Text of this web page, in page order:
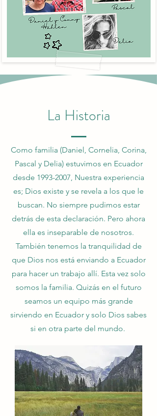
La Historia
Como familia (Daniel, Cornelia, Corina,
Pascal y Delia) estuvimos en Ecuador
desde 1993-2007, Nuestra experiencia
es; Dios existe y se revela a los que le
buscan. No siempre pudimos estar
detrás de esta declaración. Pero ahora
ella es inseparable de nosotros.
También tenemos la tranquilidad de
que Dios nos está enviando a Ecuador
para hacer un trabajo allí. Esta vez solo
somos la familia. Quizás en el futuro
seamos un equipo más grande
sirviendo en Ecuador y solo Dios sabes
si en otra parte del mundo.